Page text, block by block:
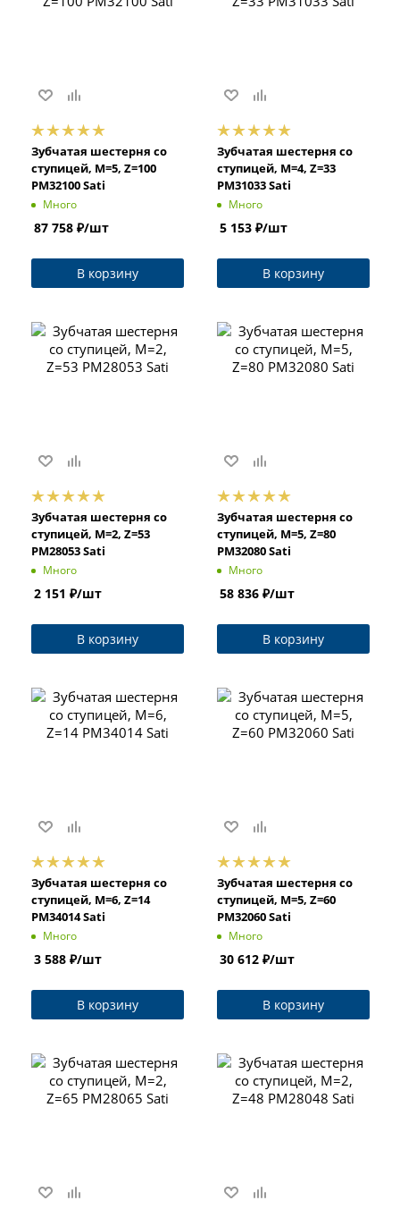
Зубчатая шестерня со
ступицей, M=5, Z=100
PM32100 Sati
Много
87 758 ₽/шт
В корзину
Зубчатая шестерня со
ступицей, M=4, Z=33
PM31033 Sati
Много
5 153 ₽/шт
В корзину
Зубчатая шестерня со
ступицей, M=2, Z=53
PM28053 Sati
Много
2 151 ₽/шт
В корзину
Зубчатая шестерня со
ступицей, M=5, Z=80
PM32080 Sati
Много
58 836 ₽/шт
В корзину
Зубчатая шестерня со
ступицей, M=6, Z=14
PM34014 Sati
Много
3 588 ₽/шт
В корзину
Зубчатая шестерня со
ступицей, M=5, Z=60
PM32060 Sati
Много
30 612 ₽/шт
В корзину